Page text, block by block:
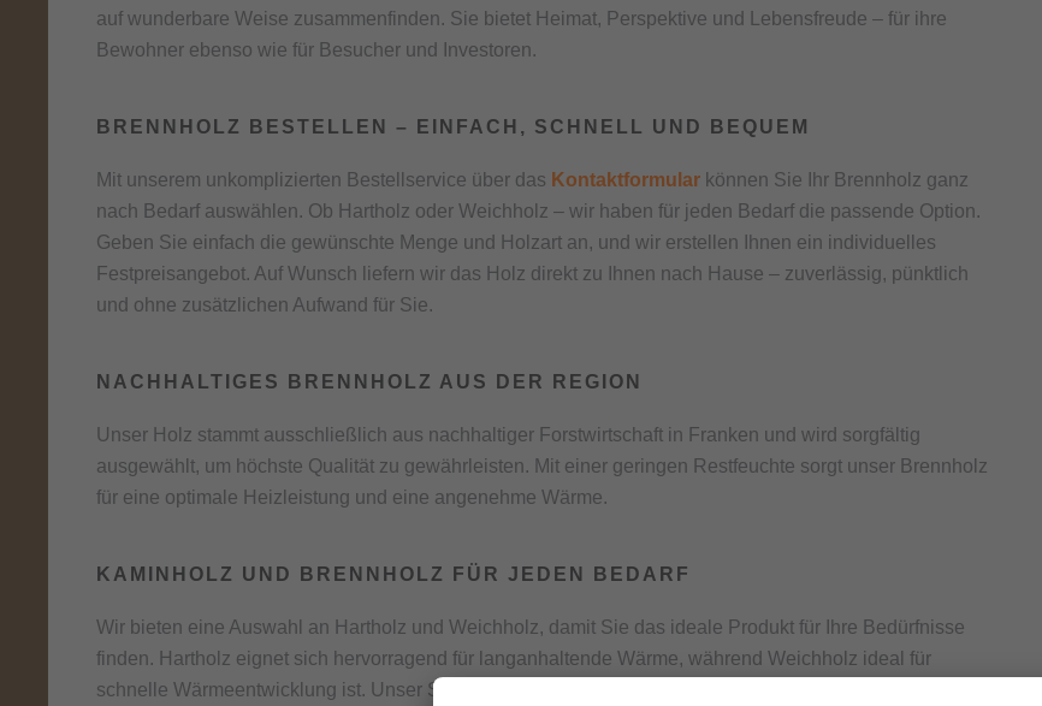
auf wunderbare Weise zusammenfinden. Sie bietet Heimat, Perspektive und Lebensfreude – für ihre
Bewohner ebenso wie für Besucher und Investoren.
BRENNHOLZ BESTELLEN – EINFACH, SCHNELL UND BEQUEM
Mit unserem unkomplizierten Bestellservice über das Kontaktformular können Sie Ihr Brennholz ganz
nach Bedarf auswählen. Ob Hartholz oder Weichholz – wir haben für jeden Bedarf die passende Option.
Geben Sie einfach die gewünschte Menge und Holzart an, und wir erstellen Ihnen ein individuelles
Festpreisangebot. Auf Wunsch liefern wir das Holz direkt zu Ihnen nach Hause – zuverlässig, pünktlich
und ohne zusätzlichen Aufwand für Sie.
NACHHALTIGES BRENNHOLZ AUS DER REGION
Unser Holz stammt ausschließlich aus nachhaltiger Forstwirtschaft in Franken und wird sorgfältig
ausgewählt, um höchste Qualität zu gewährleisten. Mit einer geringen Restfeuchte sorgt unser Brennholz
für eine optimale Heizleistung und eine angenehme Wärme.
KAMINHOLZ UND BRENNHOLZ FÜR JEDEN BEDARF
Wir bieten eine Auswahl an Hartholz und Weichholz, damit Sie das ideale Produkt für Ihre Bedürfnisse
finden. Hartholz eignet sich hervorragend für langanhaltende Wärme, während Weichholz ideal für
schnelle Wärmeentwicklung ist. Unser Sortiment erfüllt die unterschiedlichsten Anforderungen – zu fairen